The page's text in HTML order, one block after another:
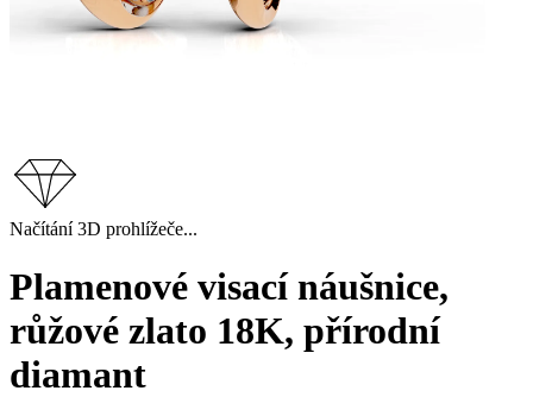
Načítání 3D prohlížeče...
Plamenové visací náušnice,
růžové zlato 18K, přírodní
diamant